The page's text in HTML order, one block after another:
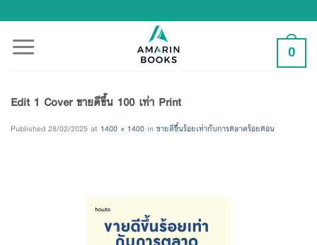
to
content
0
Edit 1 Cover ขายดีขึ้น 100 เท่า Print
Published 28/02/2025 at 1400 × 1400 in ขายดีขึ้นร้อยเท่ากับการตลาดร้อยตอน